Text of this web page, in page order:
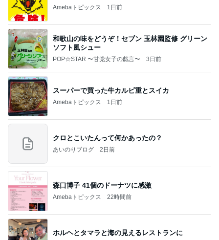
Amebaトピックス 1日前
和歌山の味をどうぞ！セブン 玉林園監修 グリーン
ソフト風シュー
POP☆STAR 〜甘党女子の戯言〜 3日前
スーパーで買った牛カルビ重とスイカ
Amebaトピックス 1日前
クロとこいたんって何かあったの？
あいのりブログ 2日前
森口博子 41個のドーナツに感激
Amebaトピックス 22時間前
ホルヘとタマラと海の見えるレストランに